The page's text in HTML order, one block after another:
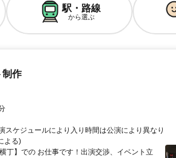
駅・路線
から選ぶ
制作
ケジュールにより入り時間は公演により異なり
よる)
丁】での お仕事です！出演交渉、イベント立